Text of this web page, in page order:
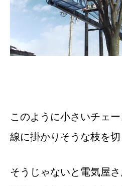
このように小さいチェ
線に掛かりそうな枝を
そうじゃないと電気屋